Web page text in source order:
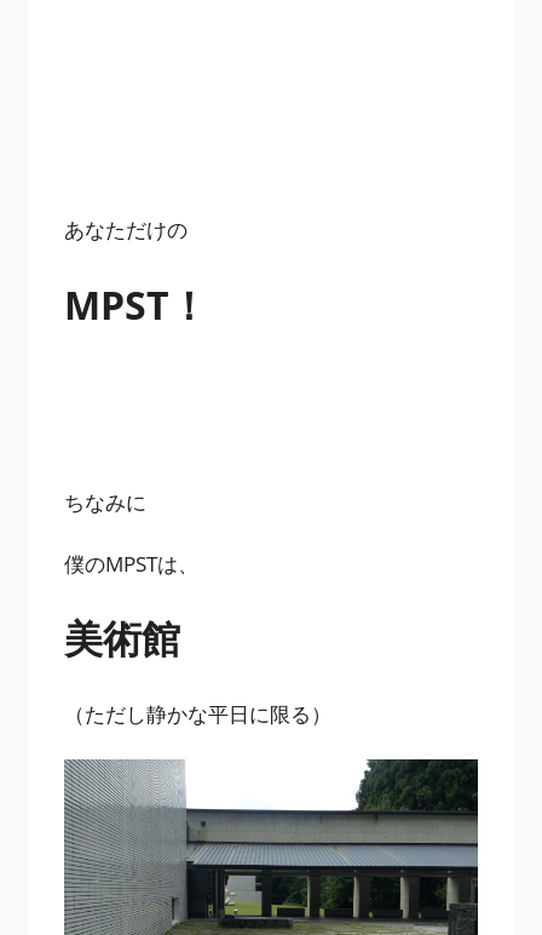
あなただけの
MPST！
ちなみに
僕のMPSTは、
美術館
（ただし静かな平日に限る）